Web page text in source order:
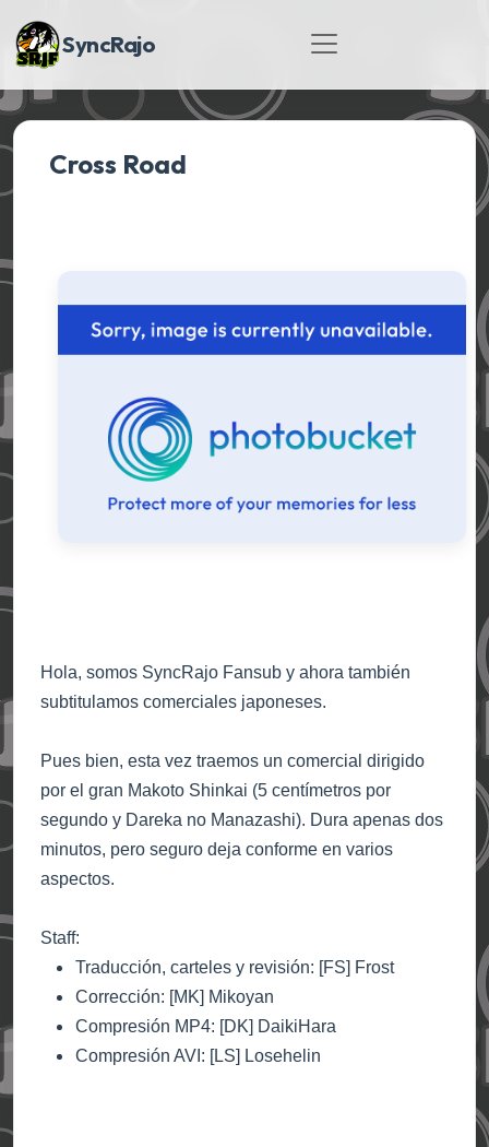
SyncRajo
Cross Road
Hola, somos SyncRajo Fansub y ahora también
subtitulamos comerciales japoneses.
Pues bien, esta vez traemos un comercial dirigido
por el gran Makoto Shinkai (5 centímetros por
segundo y Dareka no Manazashi). Dura apenas dos
minutos, pero seguro deja conforme en varios
aspectos.
Staff:
Traducción, carteles y revisión: [FS] Frost
Corrección: [MK] Mikoyan
Compresión MP4: [DK] DaikiHara
Compresión AVI: [LS] Losehelin